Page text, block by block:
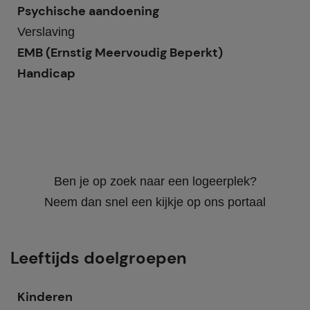
Psychische aandoening
Verslaving
EMB (Ernstig Meervoudig Beperkt)
Handicap
Ben je op zoek naar een logeerplek?
Neem dan snel een kijkje op ons portaal
Leeftijds doelgroepen
Kinderen